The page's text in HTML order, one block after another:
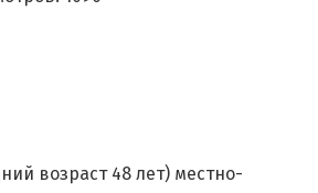
возраст 48 лет) местно-